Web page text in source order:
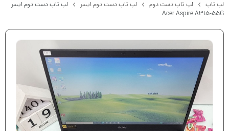
لپ تاپ لپ تاپ دست دوم لپ تاپ دست دوم ایسر
لپ تاپ دست دوم ایسر
Acer Aspire A315-55G